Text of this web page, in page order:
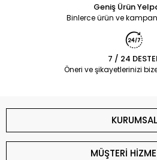
Geniş Ürün
Binlerce ürün ve
7 / 24
Öneri ve şikayetlerinizi
KURUMSAL
MÜŞTERİ